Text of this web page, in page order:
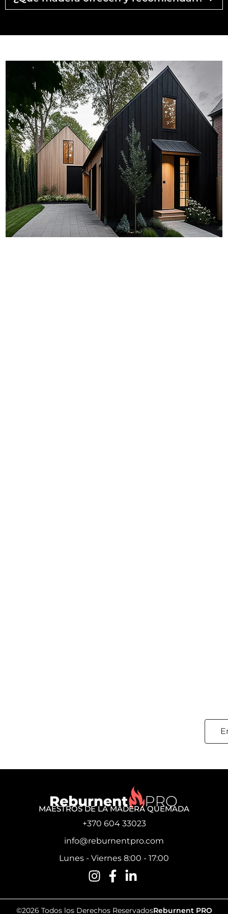
MAESTROS DE LA MADERA QUEMADA
+370 604 33023
info@reburnentpro.com
Lunes - Viernes 8:00 - 17:00
©2026 Todos los Derechos ReservadosReburnent PRO